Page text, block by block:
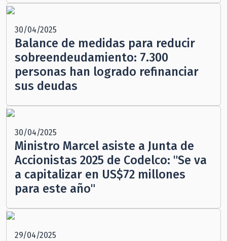
30/04/2025
Balance de medidas para reducir
sobreendeudamiento: 7.300
personas han logrado refinanciar
sus deudas
30/04/2025
Ministro Marcel asiste a Junta de
Accionistas 2025 de Codelco: "Se va
a capitalizar en US$72 millones
para este año"
29/04/2025